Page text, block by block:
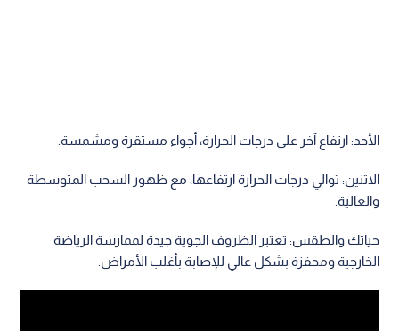
الأحد: ارتفاع آخر على درجات الحرارة، أجواء مستقرة ومشمسة.
الاثنين: توالي درجات الحرارة ارتفاعها، مع ظهور السحب المتوسطة
والعالية.
حياتك والطقس: تعتبر الظروف الجوية جيدة لممارسة الرياضة
الخارجية ومحفزة بشكل عالي للإصابة بأغلب الأمراض.